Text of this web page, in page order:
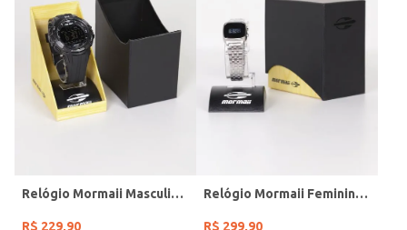
Relógio Mormaii Masculino PRETO
R$ 229,90
Relógio Mormaii Feminino PRATA
R$ 299,90